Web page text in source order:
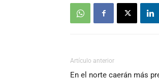
Artículo anterior
En el norte caerán más